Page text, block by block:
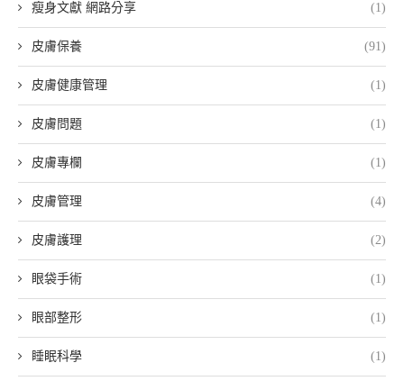
瘦身文獻 網路分享 (1)
皮膚保養 (91)
皮膚健康管理 (1)
皮膚問題 (1)
皮膚專欄 (1)
皮膚管理 (4)
皮膚護理 (2)
眼袋手術 (1)
眼部整形 (1)
睡眠科學 (1)